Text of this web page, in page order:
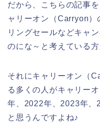
だから、こちらの記事
ャリーオン（Carryon
リングセールなどキャ
のにな～と考えている方
それにキャリーオン（
る多くの人がキャリー
年、2022年、2023年、
と思うんですよね♪